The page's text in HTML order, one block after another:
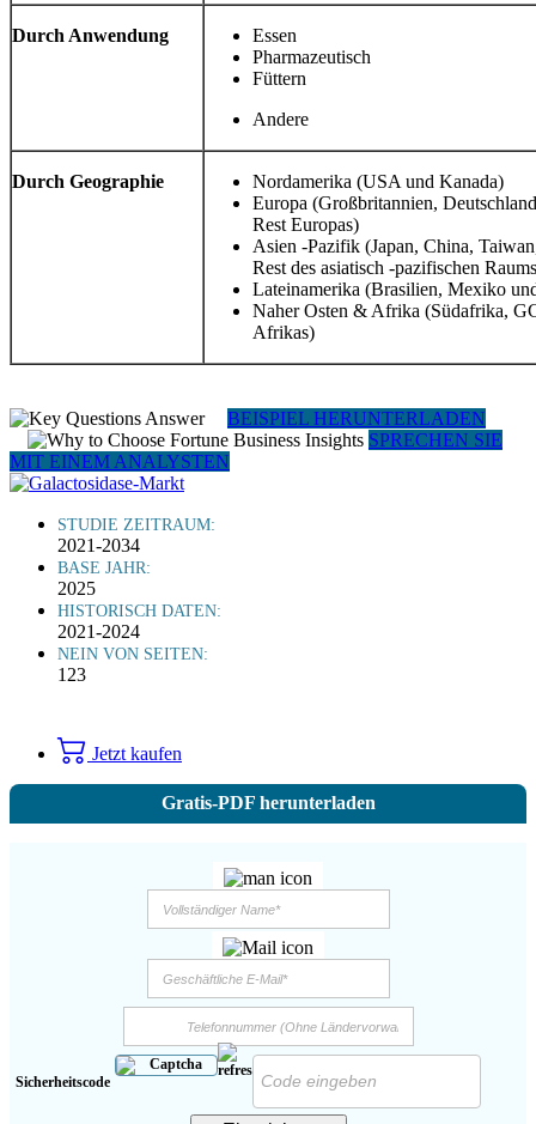
Durch Anwendung
Essen
Pharmazeutisch
Füttern
Andere
Durch Geographie
Nordamerika (USA und Kanada)
Europa (Großbritannien,
Rest Europas)
Asien -Pazifik (Japan, China,
Rest des asiatisch -pazifischen
Lateinamerika (Brasilien, Mexiko
Naher Osten & Afrika (Südafrika,
Afrikas)
BEISPIEL HERUNTERLADEN
SPRECHEN SIE
MIT EINEM ANALYSTEN
STUDIE ZEITRAUM:
2021-2034
BASE JAHR:
2025
HISTORISCH DATEN:
2021-2024
NEIN VON SEITEN:
123
Jetzt kaufen
Gratis-PDF herunterladen
Sicherheitscode